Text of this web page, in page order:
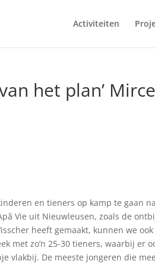
Activiteiten
het plan’
en tieners op kamp te gaan
Vie uit Nieuwleusen, zoals de
heeft gemaakt, kunnen we
met zo’n 25-30 tieners, waarbij er
vlakbij. De meeste jongeren die